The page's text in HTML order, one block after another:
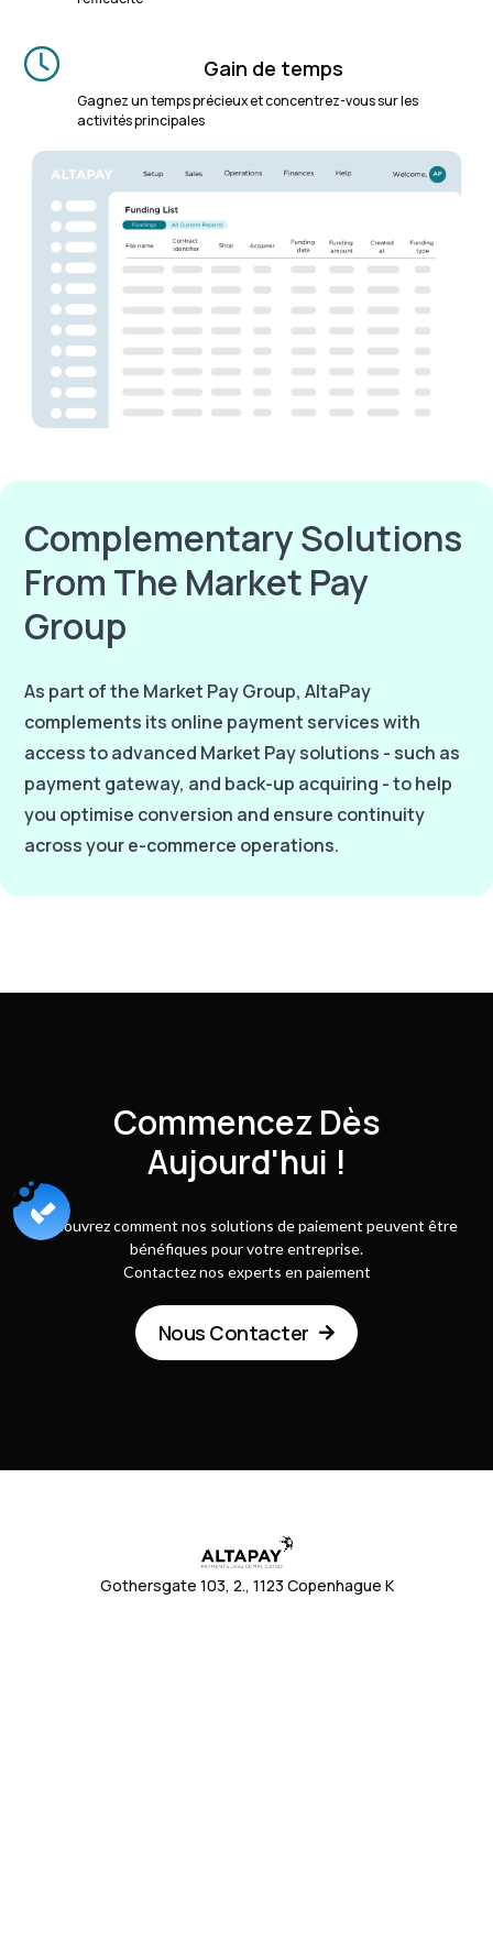
Gain de temps
Gagnez un temps précieux et concentrez-vous sur les
activités principales
Complementary Solutions
From The Market Pay
Group
As part of the Market Pay Group, AltaPay
complements its online payment services with
access to advanced Market Pay solutions - such as
payment gateway, and back-up acquiring - to help
you optimise conversion and ensure continuity
across your e-commerce operations.
Commencez Dès
Aujourd'hui !
Découvrez comment nos solutions de paiement peuvent être
bénéfiques pour votre entreprise.
Contactez nos experts en paiement
Nous Contacter 
Gothersgate 103, 2., 1123 Copenhague K